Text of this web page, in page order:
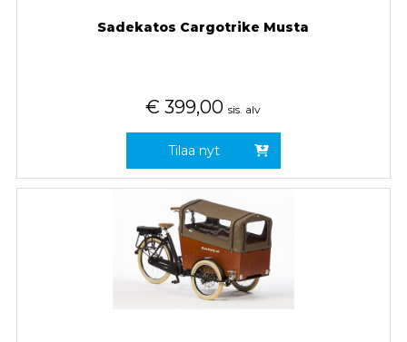
Sadekatos Cargotrike Musta
€ 399,00 sis. alv
Tilaa nyt